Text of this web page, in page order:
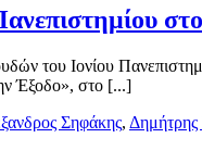
του Ιονίου
Έξοδο», στο [...]
Σηφάκης, Δημήτρης